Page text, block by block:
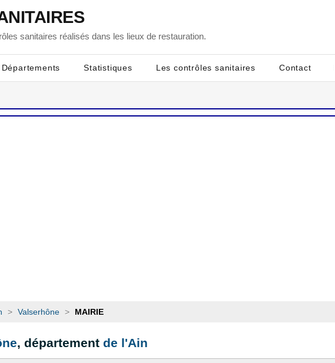
sanitaires réalisés dans les lieux de restauration.
Départements Statistiques Les contrôles sanitaires Contact
> Valserhône > MAIRIE
, département de l'Ain